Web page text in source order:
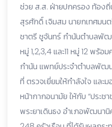
ช่วย ส.ส. ฝ่ายปกครอง ท้องถิ่
สุรศักดิ์ เจิมสม นายกเทศมน
ชาตรี ชูจันทร์ กำนันตำบลพั
หมู่ 1,2,3,4 และ11 หมู่ 12 พร้
กำนัน แพทย์ประจำตำบลพัฒ
ที่ ตรวจเยี่ยมให้กำลังใจ และ
หน้ากากอนามัย ให้กับ “ประช
พระยาเดินธง อำเภอพัฒนา